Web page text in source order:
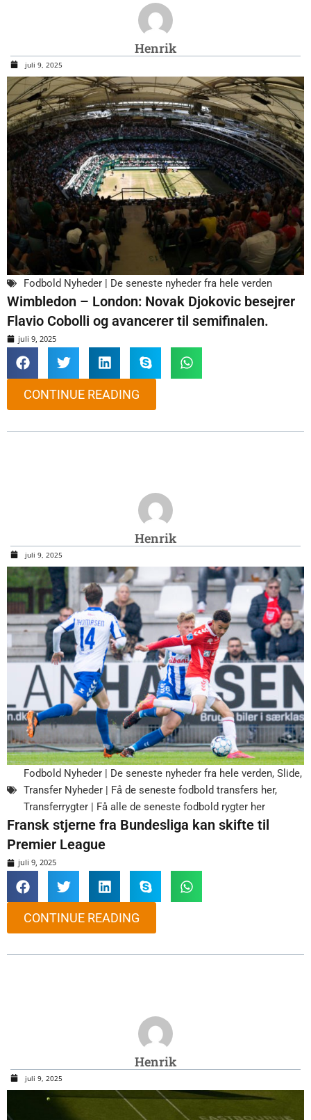
Henrik
juli 9, 2025
Fodbold Nyheder | De seneste nyheder fra hele verden
Wimbledon – London: Novak Djokovic besejrer
Flavio Cobolli og avancerer til semifinalen.
juli 9, 2025
CONTINUE READING
Henrik
juli 9, 2025
Fodbold Nyheder | De seneste nyheder fra hele verden, Slide,
Transfer Nyheder | Få de seneste fodbold transfers her,
Transferrygter | Få alle de seneste fodbold rygter her
Fransk stjerne fra Bundesliga kan skifte til
Premier League
juli 9, 2025
CONTINUE READING
Henrik
juli 9, 2025